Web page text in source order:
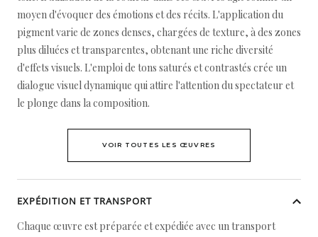
moyen d'évoquer des émotions et des récits. L'application du
pigment varie de zones denses, chargées de texture, à des zones
plus diluées et transparentes, obtenant une riche diversité
d'effets visuels. L'emploi de tons saturés et contrastés crée un
dialogue visuel dynamique qui attire l'attention du spectateur et
le plonge dans la composition.
VOIR TOUTES LES ŒUVRES
EXPÉDITION ET TRANSPORT
Chaque œuvre est préparée et expédiée avec un transport